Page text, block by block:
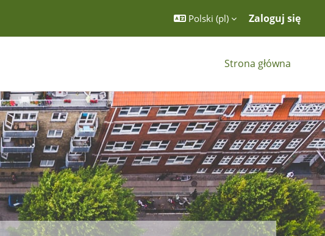
Polski ‎(pl)‎ Zaloguj się
Strona główna